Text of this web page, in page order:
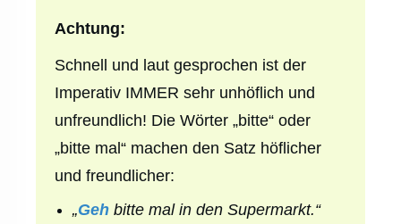
Achtung:
Schnell und laut gesprochen ist der
Imperativ IMMER sehr unhöflich und
unfreundlich! Die Wörter „bitte“ oder
„bitte mal“ machen den Satz höflicher
und freundlicher:
„Geh bitte mal in den Supermarkt.“